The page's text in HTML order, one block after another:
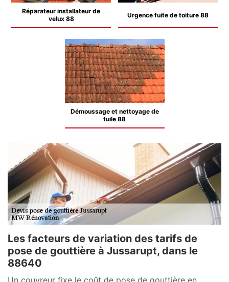
Réparateur installateur de
velux 88
Urgence fuite de toiture 88
Démoussage et nettoyage de
tuile 88
Les facteurs de variation des tarifs de
pose de gouttière à Jussarupt, dans le
88640
Un couvreur fixe le coût de pose de gouttière en